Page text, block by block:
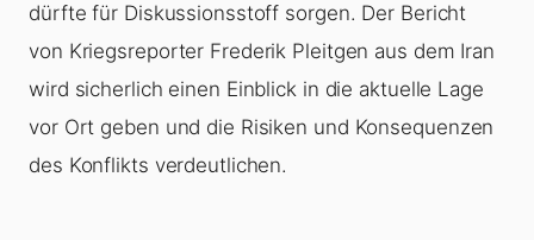
dürfte für Diskussionsstoff sorgen. Der Bericht
von Kriegsreporter Frederik Pleitgen aus dem Iran
wird sicherlich einen Einblick in die aktuelle Lage
vor Ort geben und die Risiken und Konsequenzen
des Konflikts verdeutlichen.